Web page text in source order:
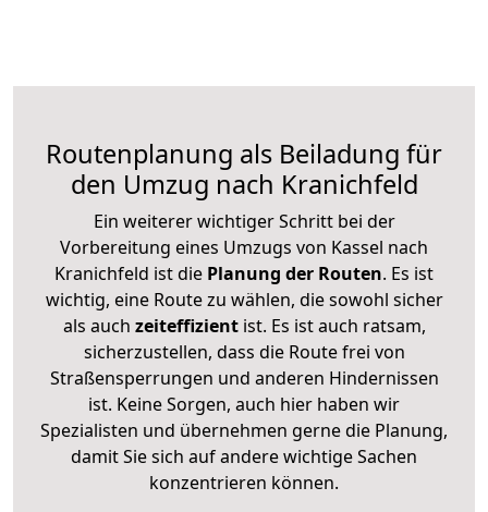
Routenplanung als Beiladung für
den Umzug nach Kranichfeld
Ein weiterer wichtiger Schritt bei der
Vorbereitung eines Umzugs von Kassel nach
Kranichfeld ist die Planung der Routen. Es ist
wichtig, eine Route zu wählen, die sowohl sicher
als auch zeiteffizientist. Es ist auch ratsam,
sicherzustellen, dass die Route frei von
Straßensperrungen und anderen Hindernissen
ist. Keine Sorgen, auch hier haben wir
Spezialisten und übernehmen gerne die Planung,
damit Sie sich auf andere wichtige Sachen
konzentrieren können.